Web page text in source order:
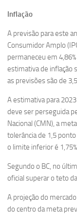
Inflação
A previsão para este
Consumidor Amplo
permaneceu em
estimativa de inflação
as previsões são de
A estimativa para
deve ser perseguida
Nacional (CMN), a
tolerância de 1,5
o limite inferior é
Segundo o BC, no
oficial superar o teto
A projeção do
do centro da meta